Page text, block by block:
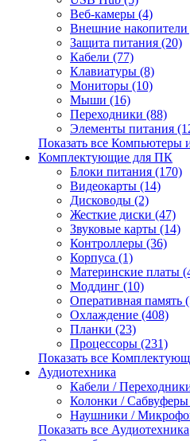
Веб-камеры (4)
Внешние
Защита питания (20)
Кабели (77)
Клавиатуры (8)
Мониторы (10)
Мыши (16)
Переходники (88)
Элементы питания
Показать все Компьютеры
Комплектующие для ПК
Блоки питания (170)
Видеокарты (14)
Дисководы (2)
Жесткие диски (47)
Звуковые карты (14)
Контроллеры (36)
Корпуса (1)
Материнские платы
Моддинг (10)
Оперативная память
Охлаждение (408)
Планки (23)
Процессоры (231)
Показать все
Аудиотехника
Кабели /
Колонки /
Наушники /
Показать все Аудиотехника